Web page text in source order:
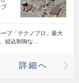
ブ
プ「テクノプロ」最大
組込制御な…
詳細へ